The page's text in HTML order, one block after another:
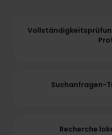
Suchanfragen-
Recherche